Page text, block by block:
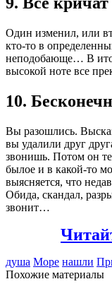
Один изменил, или
кто-то в
неподобающе… В
высокой ноте все
10.
Вы разошлись.
вы удалили друг
звонишь. Потом он
былое и в какой-то
выясняется, что
Обида, скандал,
звонит…
душа Море нашли
Похожие материалы